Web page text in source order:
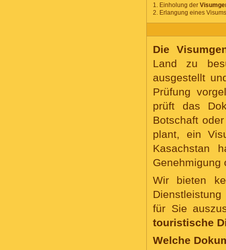
1. Einholung der
2. Erlangung eines
Die
Land zu
ausgestellt
Prüfung
prüft das
Botschaft
plant, ein
Kasachstan
Genehmigung
Wir bieten
für Sie
touristische
Welche